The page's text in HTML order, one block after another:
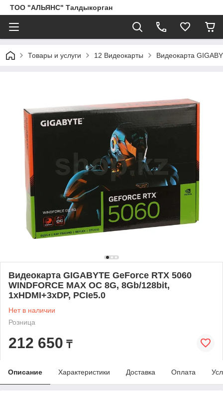
ТОО "АЛЬЯНС" Талдыкорган
Товары и услуги 12 Видеокарты Видеокарта
Видеокарта GIGABYTE GeForce RTX 5060
WINDFORCE MAX OC 8G, 8Gb/128bit,
1хHDMI+3xDP, PCIe5.0
Нет в наличии
Розница
212 650 ₸
Описание Характеристики Доставка Оплата